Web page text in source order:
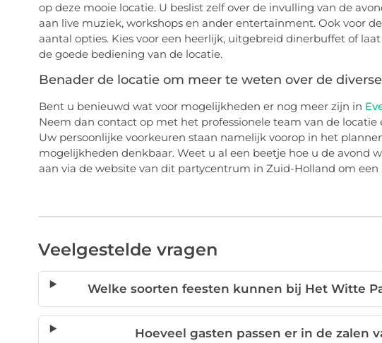
op deze mooie locatie. U beslist zelf over de invulling van de
aan live muziek, workshops en ander entertainment. Ook voor
aantal opties. Kies voor een heerlijk, uitgebreid dinerbuffet of
de goede bediening van de locatie.
Benader de locatie om meer te weten over de
Bent u benieuwd wat voor mogelijkheden er nog meer zijn in
Neem dan contact op met het professionele team van de
Uw persoonlijke voorkeuren staan namelijk voorop in het
mogelijkheden denkbaar. Weet u al een beetje hoe u de avond
aan via de website van dit partycentrum in Zuid-Holland om
Veelgestelde vragen
Welke soorten feesten kunnen bij Het Witte
Hoeveel gasten passen er in de zalen